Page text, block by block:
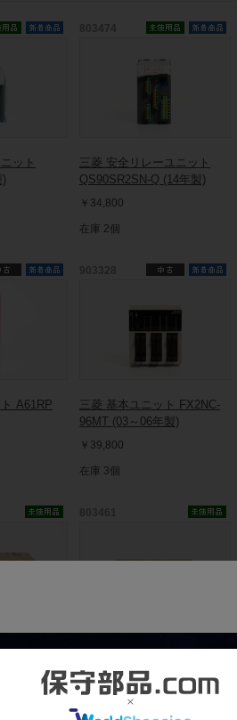
ット
三菱 安全リレーユニット
QS90SR2SN-Q (14年製)
￥34,800
在庫 2個
A61RP
三菱 基本ユニット FX2NC-
96MT (03～06年製)
￥39,800
在庫 3個
ル QC100B
三菱 入力ユニット A1SX40
￥19,800
在庫 2個